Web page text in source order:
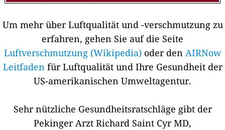
Um mehr über Luftqualität und -verschmutzung zu
erfahren, gehen Sie auf die Seite
Luftverschmutzung (Wikipedia)oder den AIRNow
Leitfaden für Luftqualität und Ihre Gesundheit der
US-amerikanischen Umweltagentur.
Sehr nützliche Gesundheitsratschläge gibt der
Pekinger Arzt Richard Saint Cyr MD,